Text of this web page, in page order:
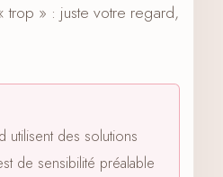
» : juste votre regard,
utilisent des solutions
de sensibilité préalable